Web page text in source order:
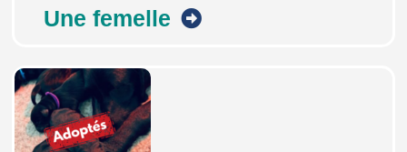
Une femelle